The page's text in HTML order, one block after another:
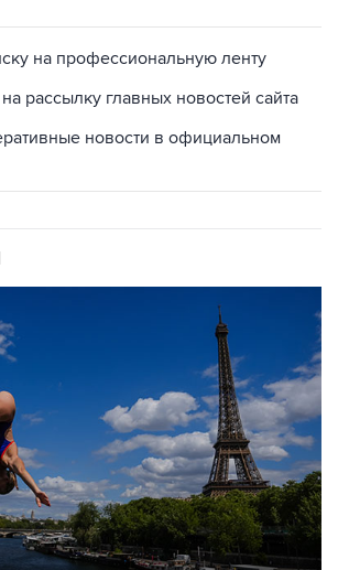
на профессиональную ленту
рассылку главных новостей сайта
новости в официальном